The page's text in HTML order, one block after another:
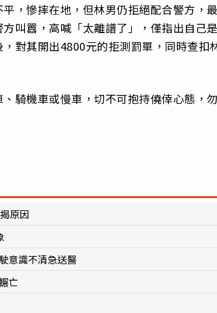
，慘摔在地，但林男仍拒絕配合警方，
叫囂，高喊「太離譜了」，僅指出自己
對其開出4800元的拒測罰單，同時查扣
騎機車或慢車，切不可抱持僥倖心態，
原因
意識不清急送醫
亡